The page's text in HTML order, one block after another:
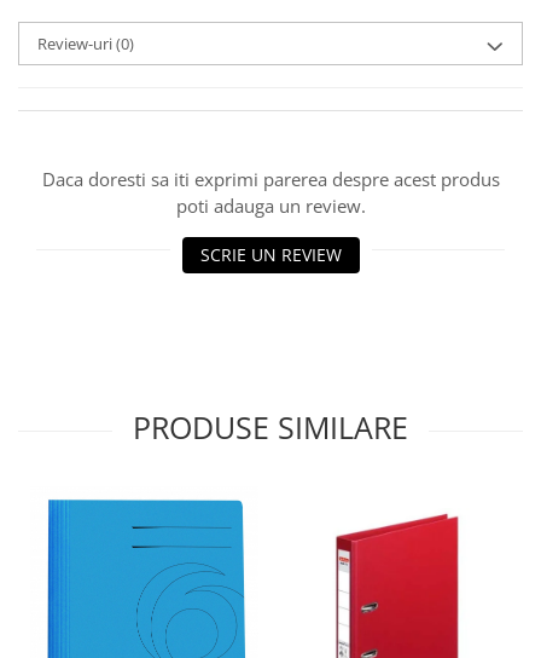
Review-uri(0)
Daca doresti sa iti exprimi parerea despre acest produs
poti adauga un review.
SCRIE UN REVIEW
PRODUSE SIMILARE